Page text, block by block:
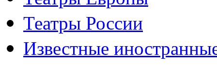
Театры России
Известные